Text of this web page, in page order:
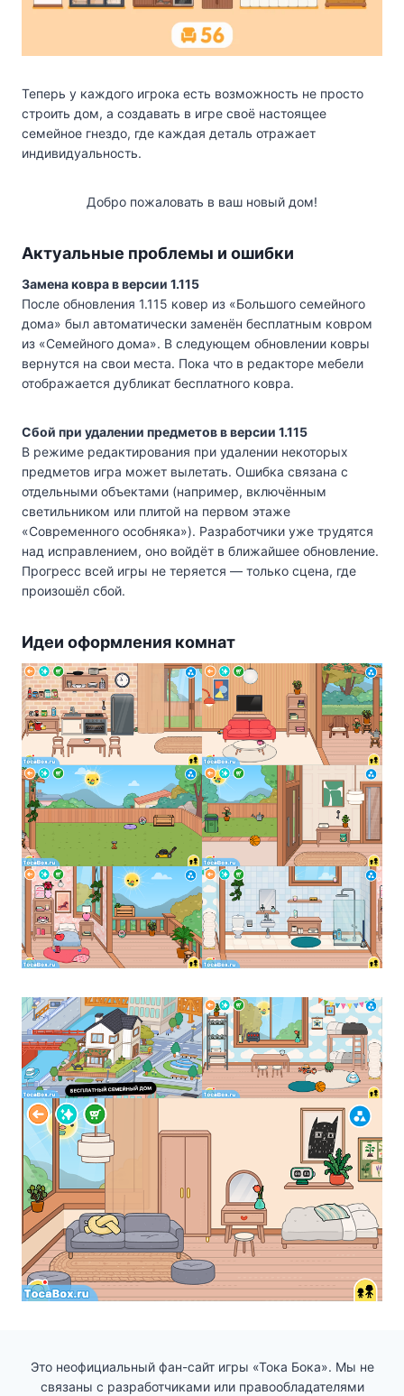
Теперь у каждого игрока есть возможность не просто
строить дом, а создавать в игре своё настоящее
семейное гнездо, где каждая деталь отражает
индивидуальность.
Добро пожаловать в ваш новый дом!
Актуальные проблемы и ошибки
Замена ковра в версии 1.115
После обновления 1.115 ковер из «Большого семейного
дома» был автоматически заменён бесплатным ковром
из «Семейного дома». В следующем обновлении ковры
вернутся на свои места. Пока что в редакторе мебели
отображается дубликат бесплатного ковра.
Сбой при удалении предметов в версии 1.115
В режиме редактирования при удалении некоторых
предметов игра может вылетать. Ошибка связана с
отдельными объектами (например, включённым
светильником или плитой на первом этаже
«Современного особняка»). Разработчики уже трудятся
над исправлением, оно войдёт в ближайшее обновление.
Прогресс всей игры не теряется — только сцена, где
произошёл сбой.
Идеи оформления комнат
Это неофициальный фан-сайт игры «Тока Бока». Мы не
связаны с разработчиками или правообладателями